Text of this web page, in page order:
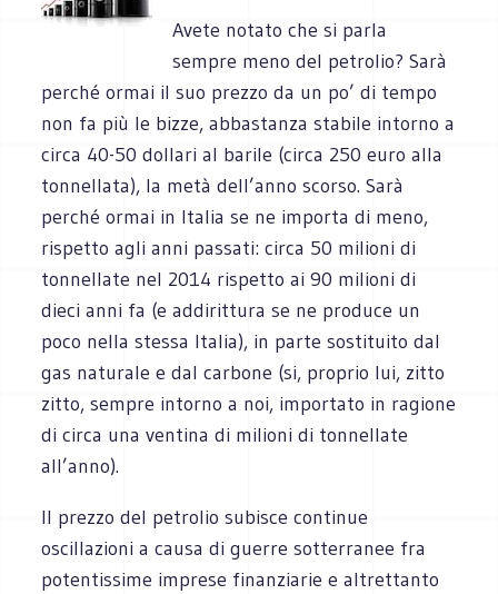
Avete notato che si parla
sempre meno del petrolio? Sarà
perché ormai il suo prezzo da un po’ di tempo
non fa più le bizze, abbastanza stabile intorno a
circa 40-50 dollari al barile (circa 250 euro alla
tonnellata), la metà dell’anno scorso. Sarà
perché ormai in Italia se ne importa di meno,
rispetto agli anni passati: circa 50 milioni di
tonnellate nel 2014 rispetto ai 90 milioni di
dieci anni fa (e addirittura se ne produce un
poco nella stessa Italia), in parte sostituito dal
gas naturale e dal carbone (si, proprio lui, zitto
zitto, sempre intorno a noi, importato in ragione
di circa una ventina di milioni di tonnellate
all’anno).
Il prezzo del petrolio subisce continue
oscillazioni a causa di guerre sotterranee fra
potentissime imprese finanziarie e altrettanto